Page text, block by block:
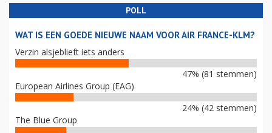
POLL
WAT IS EEN GOEDE NIEUWE NAAM VOOR AIR FRANCE-KLM?
Verzin alsjeblieft iets anders
47% (81 stemmen)
European Airlines Group (EAG)
24% (42 stemmen)
The Blue Group